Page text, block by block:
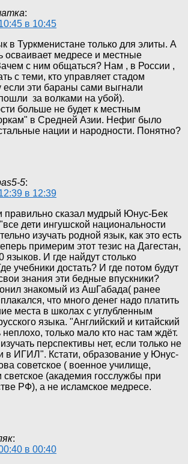
:
в 10:45
в Туркменистане только для элиты. А
осваивает медресе и местные
с ним общаться? Нам , в России ,
с теми, кто управляет стадом
если эти бараны сами выгнали
за волками на убой).
больше не будет к местным
в Средней Азии. Нефиг было
нации и народности. Понятно?
5:
в 12:39
правильно сказал мудрый Юнус-Бек
дети ингушской национальности
изучать родной язык, как это есть
примерим этот тезис на Дагестан,
языков. И где найдут столько
учебники достать? И где потом будут
знания эти бедные впускники?
знакомый из АшГабада( ранее
что много денег надо платить
места в школах с углубленным
языка. "Английский и китайский
неплохо, только мало кто нас там ждёт.
перспективы нет, если только не
в ИГИЛ". Кстати, образование у Юнус-
советское ( военное училище,
светское (академия госслужбы при
РФ), а не исламское медресе.
:
в 00:40